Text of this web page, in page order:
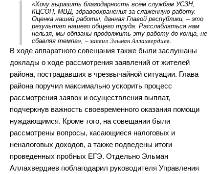
«Хочу выразить благодарность всем службам УСЗН,
КЦСОН, МВД, здравоохранения за слаженную работу.
Оценка нашей работы, данная Главой республики, – это
результат нашего общего труда. Расслабляться нам
нельзя, мы обязаны продолжить эту работу до конца, не
сбавляя темпа», – заявил Эльман Аллахвердиев.
В ходе аппаратного совещания также были заслушаны
доклады о ходе рассмотрения заявлений от жителей
района, пострадавших в чрезвычайной ситуации. Глава
района поручил максимально ускорить процесс
рассмотрения заявок и осуществления выплат,
подчеркнув важность своевременного оказания помощи
нуждающимся. Кроме того, на совещании были
рассмотрены вопросы, касающиеся налоговых и
неналоговых доходов, а также подведены итоги
проведенных пробных ЕГЭ. Отдельно Эльман
Аллахвердиев поблагодарил руководителя Управления